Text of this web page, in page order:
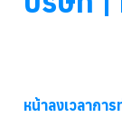
หน้าลงเวลากา